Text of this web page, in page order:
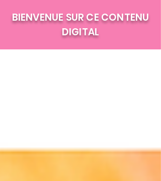
BIENVENUE SUR CE CONTENU
DIGITAL